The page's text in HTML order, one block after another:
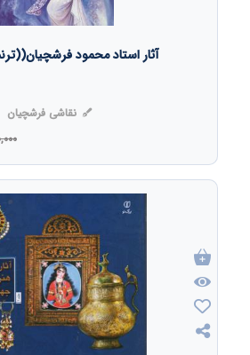
آثار استاد محمود
نقاشی فرشچیان